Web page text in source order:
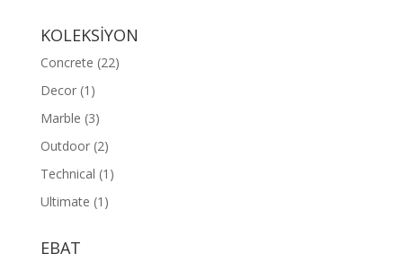
KOLEKSİYON
Concrete (22)
Decor (1)
Marble (3)
Outdoor (2)
Technical (1)
Ultimate (1)
EBAT